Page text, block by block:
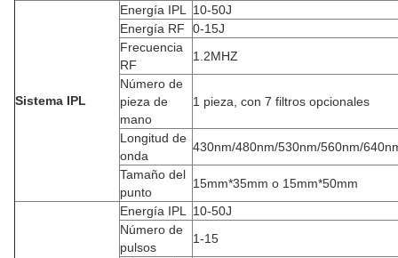
Sistema IPL
Energía IPL 10-50J
Energía RF
0-15J
Frecuencia
RF
1.2MHZ
Número de
pieza de
mano
1 pieza, con 7 filtros opcionales
Longitud de
onda
430nm/480nm/530nm/560nm/
Tamaño del
punto
15mm*35mm o 15mm*50mm
Energía IPL 10-50J
Número de
pulsos
1-15